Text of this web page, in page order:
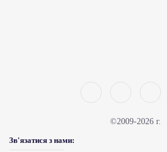
©2009-2026 г.
Зв'язатися з нами: